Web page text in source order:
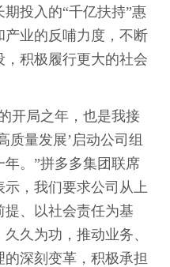
投入的“千亿扶持”惠
业的反哺力度，不断
积极履行更大的社会
开局之年，也是我接
质量发展’启动公司组
。”拼多多集团联席
示，我们要求公司从上
、以社会责任为基
久为功，推动业务、
深刻变革，积极承担